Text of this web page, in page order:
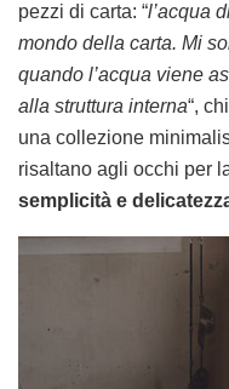
pezzi di carta: “l’acqua
mondo della carta. Mi
quando l’acqua viene
alla struttura interna“,
una collezione
risaltano agli occhi per
semplicità e